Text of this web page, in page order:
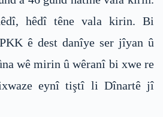
hêdî têne vala kirin. Bi
ê dest danîye ser jîyan û
wê mirin û wêranî bi xwe re
eynî tiştî li Dînartê jî